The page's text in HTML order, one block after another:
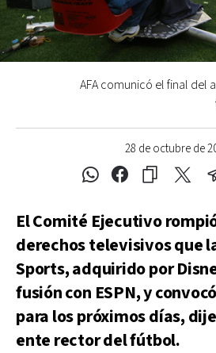
28 de octubre de
AFA comunicó el final del
El Comité Ejecutivo
derechos televisivos que
Sports, adquirido por
fusión con ESPN, y
para los próximos días,
ente rector del fútbol.